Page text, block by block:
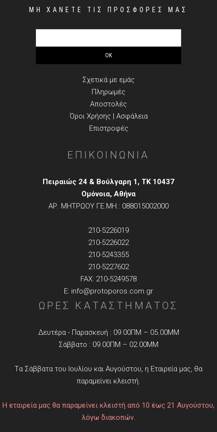
ΜΗ ΧΑΝΕΤΕ ΤΙΣ ΠΡΟΣΦΟΡΕΣ ΜΑΣ
ΠΛΗΡΟΦΟΡΙΕΣ
Σχετικά με εμάς
Πληρωμές
Αποστολές
Όροι Χρήσης | Ασφάλεια
Επιστροφές
ΕΠΙΚΟΙΝΩΝΙΑ
Πειραιώς 24 & Βούλγαρη 1, TK 10437
Ομόνοια, Αθήνα
ΑΡ. ΜΗΤΡΩΟΥ ΓΕ.ΜΗ.: 088015002000
210-5226019
210-5226022
210-5243355
210-5227602
FAX: 210-5249578
E: info@protoporos.com.gr
ΩΡΕΣ ΚΑΤΑΣΤΗΜΑΤΟΣ
Δευτέρα - Παρασκευή : 09.00ΠΜ – 05.00ΜΜ
Σάββατο : 09.00ΠΜ – 02.00ΜΜ
Tα Σάββατα του Ιουλίου και Αυγούστου, η Εταιρεία μας, θα
παραμείνει κλειστή.
Η εταιρεία μας θα παραμείνει κλειστή από 10 έως 21 Αυγούστου,
λόγω διακοπών.